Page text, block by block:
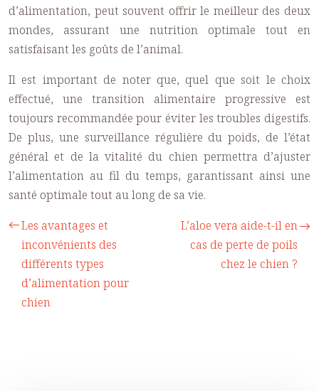
d’alimentation, peut souvent offrir le meilleur des deux
mondes, assurant une nutrition optimale tout en
satisfaisant les goûts de l’animal.
Il est important de noter que, quel que soit le choix
effectué, une transition alimentaire progressive est
toujours recommandée pour éviter les troubles digestifs.
De plus, une surveillance régulière du poids, de l’état
général et de la vitalité du chien permettra d’ajuster
l’alimentation au fil du temps, garantissant ainsi une
santé optimale tout au long de sa vie.
Les avantages et
inconvénients des
différents types
d’alimentation pour
chien
L’aloe vera aide-t-il en
cas de perte de poils
chez le chien ?